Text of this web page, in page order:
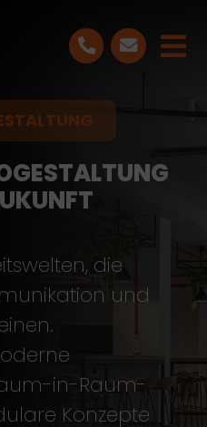
die
und
in-Raum-
Konzepte